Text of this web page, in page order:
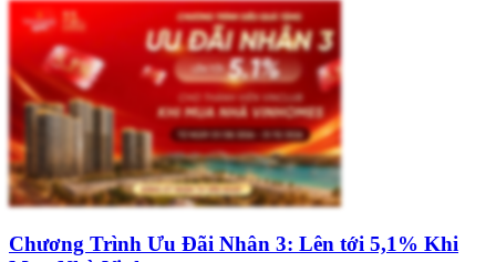
Chương Trình Ưu Đãi Nhân 3: Lên tới 5,1% Khi